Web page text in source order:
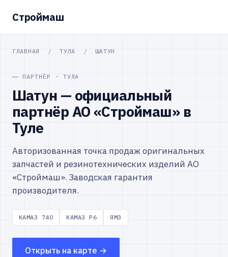
Строймаш
ГЛАВНАЯ / ТУЛА / ШАТУН
ПАРТНЁР · ТУЛА
Шатун — официальный
партнёр АО «Строймаш» в
Туле
Авторизованная точка продаж оригинальных
запчастей и резинотехнических изделий АО
«Строймаш». Заводская гарантия
производителя.
КАМАЗ 740 КАМАЗ Р6 ЯМЗ
Открыть на карте →